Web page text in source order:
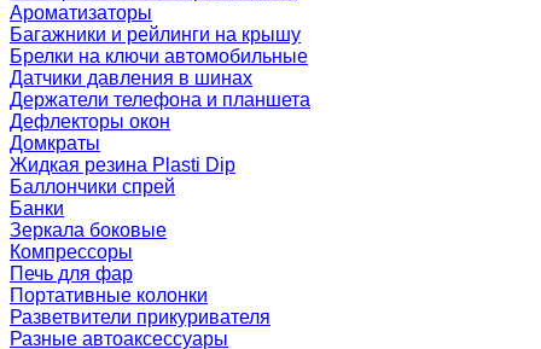
Ароматизаторы
Багажники и рейлинги на крышу
Брелки на ключи автомобильные
Датчики давления в шинах
Держатели телефона и планшета
Дефлекторы окон
Домкраты
Жидкая резина Plasti Dip
Баллончики спрей
Банки
Зеркала боковые
Компрессоры
Печь для фар
Портативные колонки
Разветвители прикуривателя
Разные автоаксессуары